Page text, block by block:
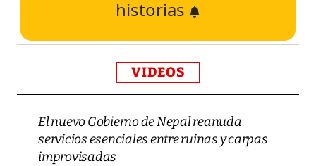
historias
VIDEOS
El nuevo Gobierno de Nepal reanuda
servicios esenciales entre ruinas y carpas
improvisadas